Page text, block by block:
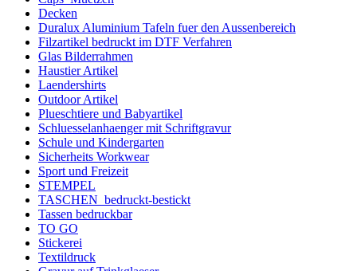
Decken
Duralux Aluminium Tafeln fuer den Aussenbereich
Filzartikel bedruckt im DTF Verfahren
Glas Bilderrahmen
Haustier Artikel
Laendershirts
Outdoor Artikel
Plueschtiere und Babyartikel
Schluesselanhaenger mit Schriftgravur
Schule und Kindergarten
Sicherheits Workwear
Sport und Freizeit
STEMPEL
TASCHEN_bedruckt-bestickt
Tassen bedruckbar
TO GO
Stickerei
Textildruck